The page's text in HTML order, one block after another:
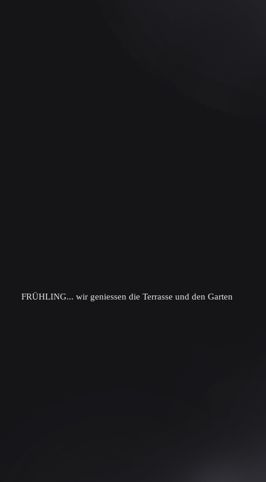
FRÜHLING... wir geniessen die Terrasse und den Garten